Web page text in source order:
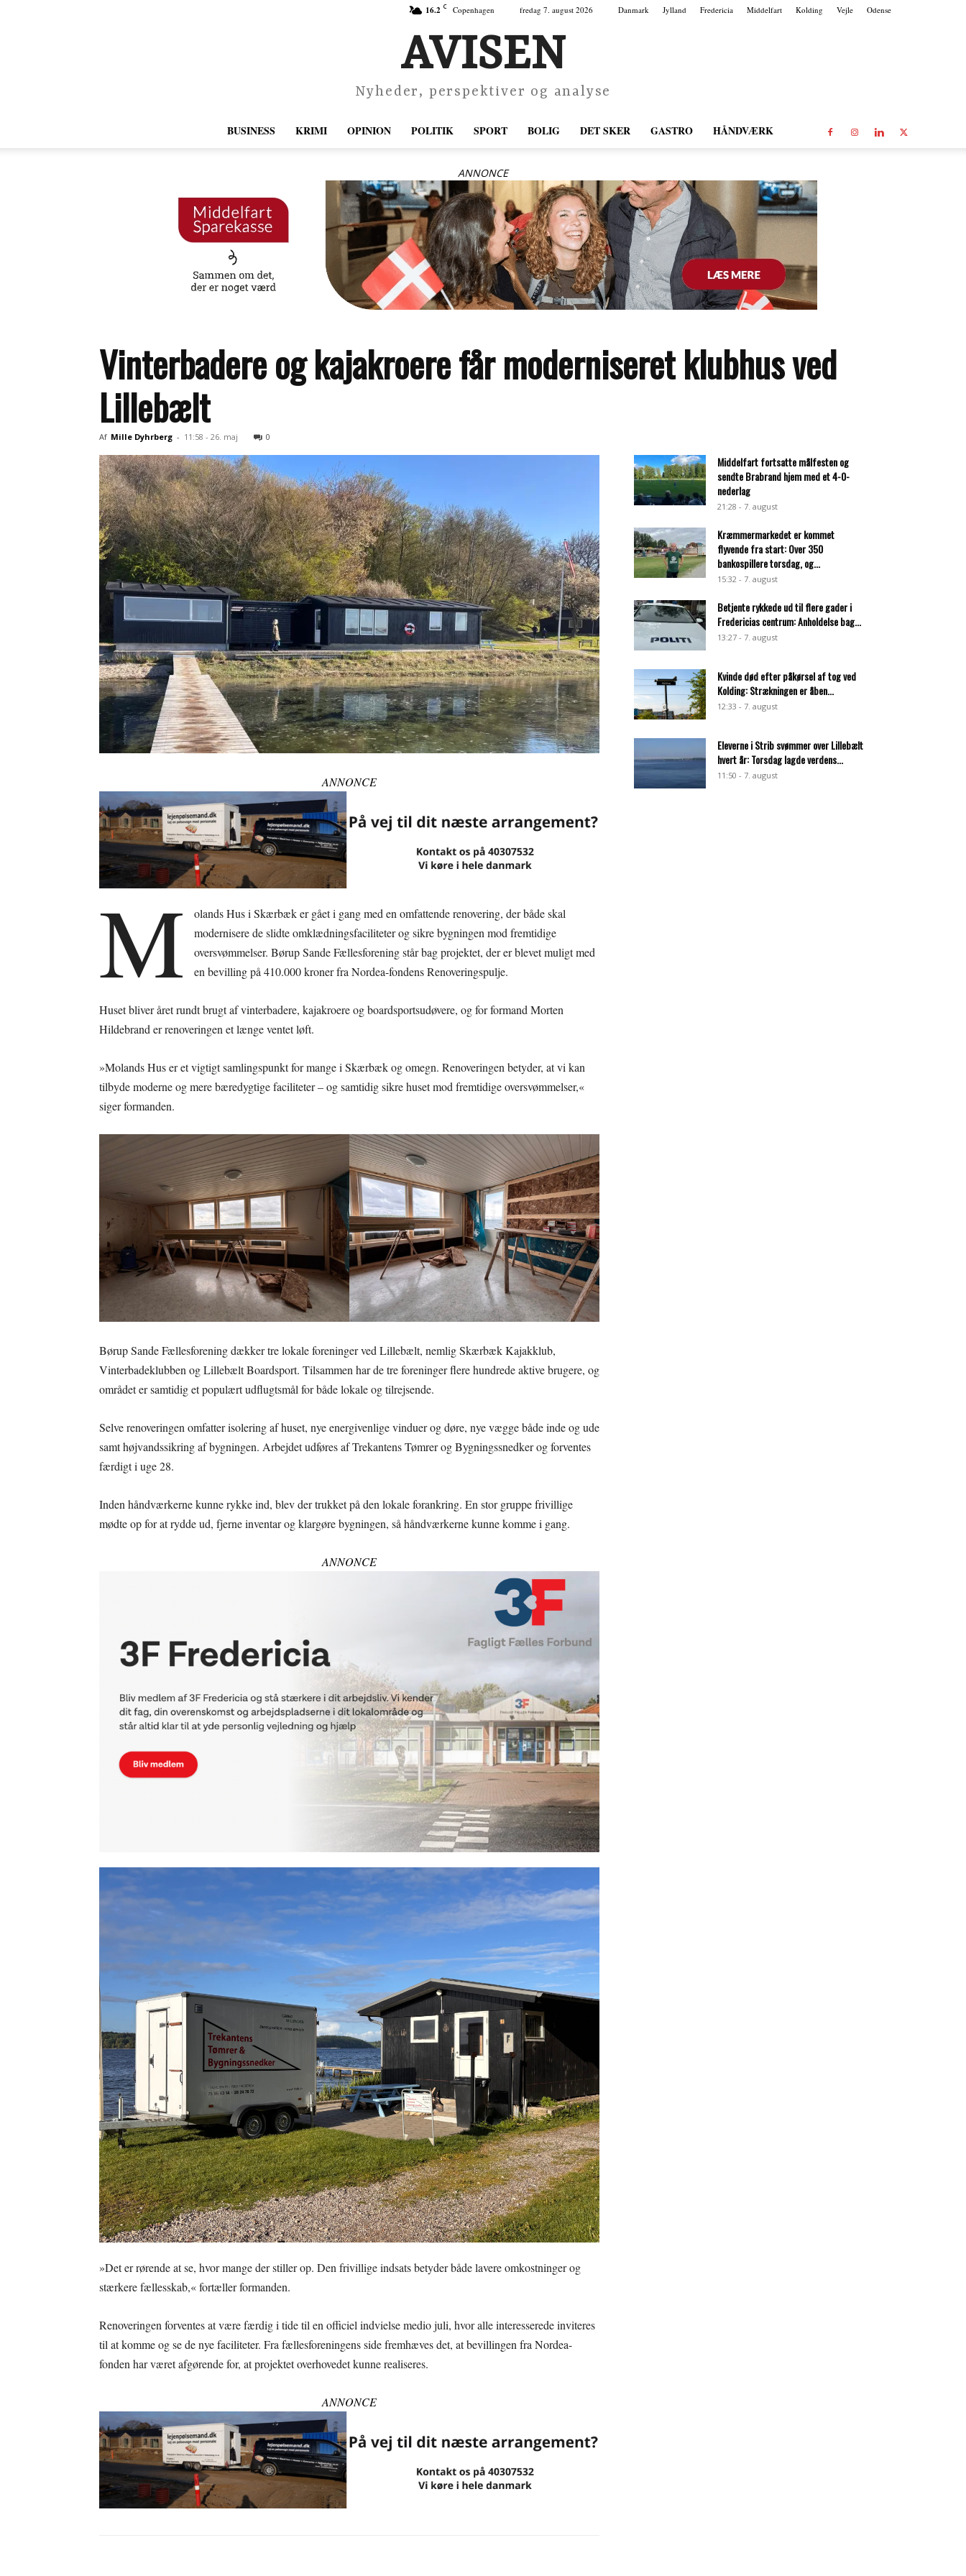
16.2 C Copenhagen fredag 7. august 2026 Danmark Jylland Fredericia Middelfart Kolding Vejle Odense
AVISEN
Nyheder, perspektiver og analyse
BUSINESS KRIMI OPINION POLITIK SPORT BOLIG DET SKER GASTRO HÅNDVÆRK
ANNONCE
Vinterbadere og kajakroere får moderniseret klubhus ved
Lillebælt
Af Mille Dyhrberg - 11:58 - 26. maj 0
ANNONCE
M
olands Hus i Skærbæk er gået i gang med en omfattende renovering, der både skal
modernisere de slidte omklædningsfaciliteter og sikre bygningen mod fremtidige
oversvømmelser. Børup Sande Fællesforening står bag projektet, der er blevet muligt med
en bevilling på 410.000 kroner fra Nordea-fondens Renoveringspulje.
Huset bliver året rundt brugt af vinterbadere, kajakroere og boardsportsudøvere, og for formand Morten
Hildebrand er renoveringen et længe ventet løft.
»Molands Hus er et vigtigt samlingspunkt for mange i Skærbæk og omegn. Renoveringen betyder, at vi kan
tilbyde moderne og mere bæredygtige faciliteter – og samtidig sikre huset mod fremtidige oversvømmelser,«
siger formanden.
Børup Sande Fællesforening dækker tre lokale foreninger ved Lillebælt, nemlig Skærbæk Kajakklub,
Vinterbadeklubben og Lillebælt Boardsport. Tilsammen har de tre foreninger flere hundrede aktive brugere, og
området er samtidig et populært udflugtsmål for både lokale og tilrejsende.
Selve renoveringen omfatter isolering af huset, nye energivenlige vinduer og døre, nye vægge både inde og ude
samt højvandssikring af bygningen. Arbejdet udføres af Trekantens Tømrer og Bygningssnedker og forventes
færdigt i uge 28.
Inden håndværkerne kunne rykke ind, blev der trukket på den lokale forankring. En stor gruppe frivillige
mødte op for at rydde ud, fjerne inventar og klargøre bygningen, så håndværkerne kunne komme i gang.
ANNONCE
»Det er rørende at se, hvor mange der stiller op. Den frivillige indsats betyder både lavere omkostninger og
stærkere fællesskab,« fortæller formanden.
Renoveringen forventes at være færdig i tide til en officiel indvielse medio juli, hvor alle interesserede inviteres
til at komme og se de nye faciliteter. Fra fællesforeningens side fremhæves det, at bevillingen fra Nordea-
fonden har været afgørende for, at projektet overhovedet kunne realiseres.
ANNONCE
Middelfart fortsatte målfesten og
sendte Brabrand hjem med et 4-0-
nederlag
21:28 - 7. august
Kræmmermarkedet er kommet
flyvende fra start: Over 350
bankospillere torsdag, og...
15:32 - 7. august
Betjente rykkede ud til flere gader i
Fredericias centrum: Anholdelse bag...
13:27 - 7. august
Kvinde død efter påkørsel af tog ved
Kolding: Strækningen er åben...
12:33 - 7. august
Eleverne i Strib svømmer over Lillebælt
hvert år: Torsdag lagde verdens...
11:50 - 7. august